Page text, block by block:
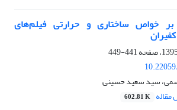
خواص ساختاری و حرارتی فیلم‌های
کفیران
441-449
سید سعید حسینی
602.81 K